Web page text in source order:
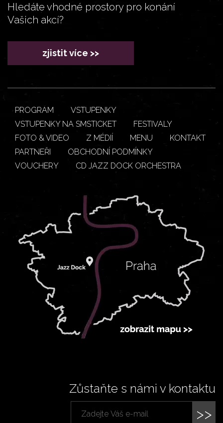
Hledáte vhodné prostory pro konání
Vašich akcí?
zjistit více >>
PROGRAM
VSTUPENKY
VSTUPENKY NA SMSTICKET
FESTIVALY
FOTO & VIDEO
Z MÉDIÍ MENU
KONTAKT
PARTNEŘI
OBCHODNÍ PODMÍNKY
VOUCHERY
CD JAZZ DOCK ORCHESTRA
Zůstaňte s námi v kontaktu
>>